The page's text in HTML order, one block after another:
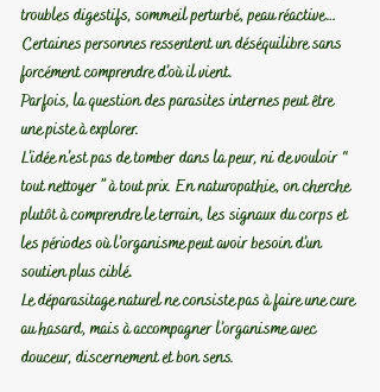
troubles digestifs, sommeil perturbé, peau réactive…
Certaines personnes ressentent un déséquilibre sans
forcément comprendre d’où il vient.
Parfois, la question des parasites internes peut être
une piste à explorer.
L’idée n’est pas de tomber dans la peur, ni de vouloir “
tout nettoyer ” à tout prix. En naturopathie, on cherche
plutôt à comprendre le terrain, les signaux du corps et
les périodes où l’organisme peut avoir besoin d’un
soutien plus ciblé.
Le déparasitage naturel ne consiste pas à faire une cure
au hasard, mais à accompagner l’organisme avec
douceur, discernement et bon sens.